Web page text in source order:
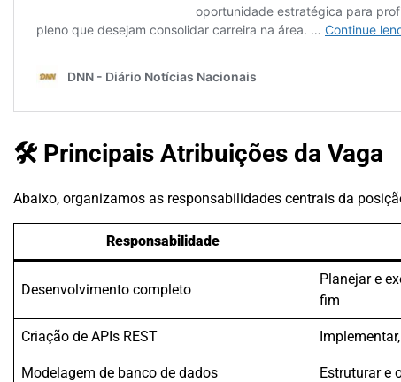
🛠 Principais Atribuições da Vaga
Abaixo, organizamos as responsabilidades centrais da
Responsabilidade
Desenvolvimento completo
Planejar e
fim
Criação de APIs REST
Modelagem de banco de dados Estruturar e